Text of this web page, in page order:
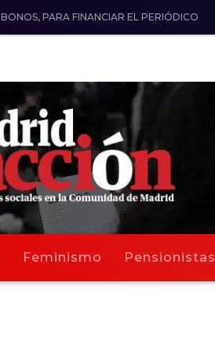
BONOS, PARA FINANCIAR EL PERIÓDICO
Feminismo Pensionistas